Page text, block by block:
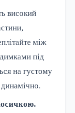
високий
між
під
на густому
динамічно.